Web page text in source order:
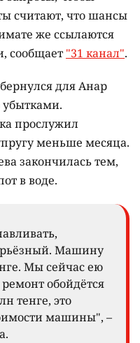
считают, что шансы
же ссылаются
сообщает "31 канал".
для Анар
прослужил
меньше месяца.
закончилась тем,
в воде.
Машину
Мы сейчас ею
обойдётся
тенге, это
машины", –